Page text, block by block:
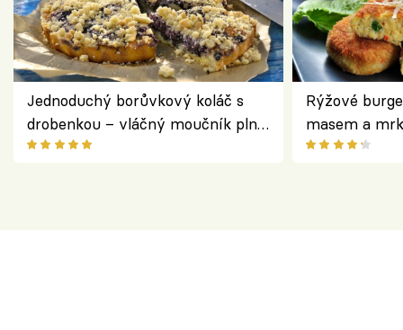
Jednoduchý borůvkový koláč s
drobenkou – vláčný moučník plný
ovoce
Rýžové
masem a
salátem –